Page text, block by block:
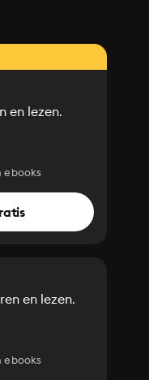
en lezen.
ebooks
en lezen.
ebooks